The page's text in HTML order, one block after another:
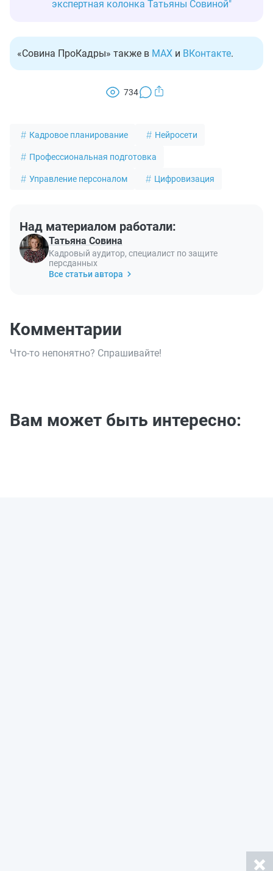
экспертная колонка Татьяны Совиной"
«Совина ПроКадры» также в MAX и ВКонтакте.
734
Кадровое планирование Нейросети
Профессиональная подготовка
Управление персоналом Цифровизация
Над материалом работали:
Татьяна Совина
Кадровый аудитор, специалист по защите
персданных
Все статьи автора
Комментарии
Что-то непонятно? Спрашивайте!
Вам может быть интересно: